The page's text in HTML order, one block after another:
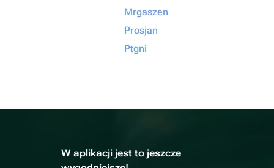
Mrgaszen
Prosjan
Ptgni
W aplikacji jest to jeszcze